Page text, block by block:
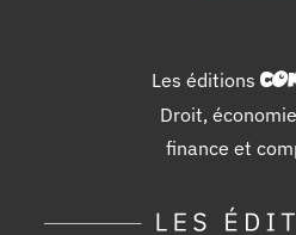
Les éditions
Droit,
finance et